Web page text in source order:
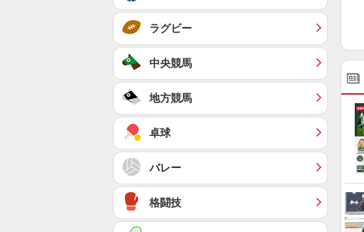
ラグビー
中央競馬
地方競馬
卓球
バレー
格闘技